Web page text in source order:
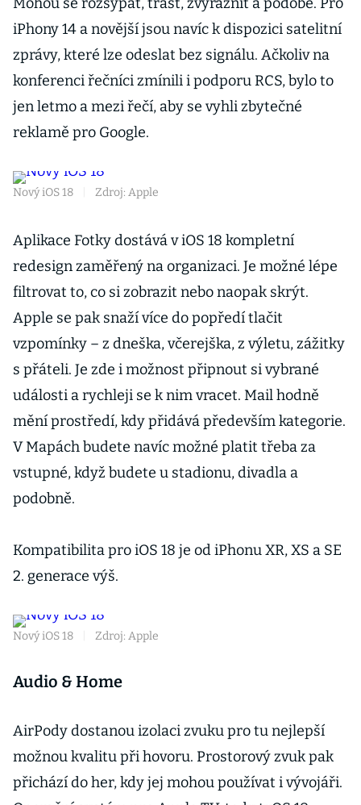
iPhony 14 a novější jsou navíc k dispozici satelitní
zprávy, které lze odeslat bez signálu. Ačkoliv na
konferenci řečníci zmínili i podporu RCS, bylo to
jen letmo a mezi řečí, aby se vyhli zbytečné
reklamě pro Google.
Nový iOS 18 Zdroj: Apple
Aplikace Fotky dostává v iOS 18 kompletní
redesign zaměřený na organizaci. Je možné lépe
filtrovat to, co si zobrazit nebo naopak skrýt.
Apple se pak snaží více do popředí tlačit
vzpomínky – z dneška, včerejška, z výletu, zážitky
s přáteli. Je zde i možnost připnout si vybrané
události a rychleji se k nim vracet. Mail hodně
mění prostředí, kdy přidává především kategorie.
V Mapách budete navíc možné platit třeba za
vstupné, když budete u stadionu, divadla a
podobně.
Kompatibilita pro iOS 18 je od iPhonu XR, XS a SE
2. generace výš.
Nový iOS 18 Zdroj: Apple
Audio & Home
AirPody dostanou izolaci zvuku pro tu nejlepší
možnou kvalitu při hovoru. Prostorový zvuk pak
přichází do her, kdy jej mohou používat i vývojáři.